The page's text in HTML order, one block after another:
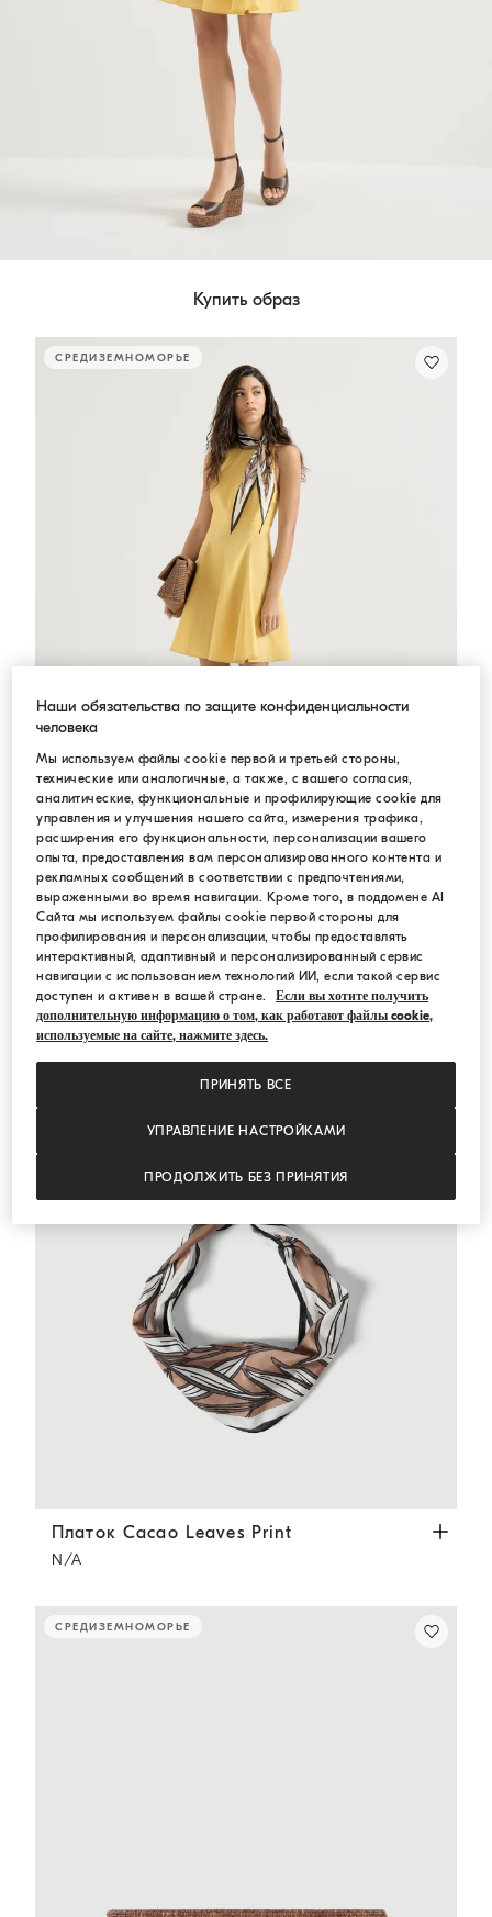
Купить образ
СРЕДИЗЕМНОМОРЬЕ
Платье мини из поплина Забайоне Жёлтый
Платье мини из поплина
N/A
СРЕДИЗЕМНОМОРЬЕ
Платок Cacao Leaves Print Коричневый
Платок Cacao Leaves Print
N/A
СРЕДИЗЕМНОМОРЬЕ
Наши обязательства по защите конфиденциальности
человека
Мы используем файлы cookie первой и третьей стороны,
технические или аналогичные, а также, с вашего согласия,
аналитические, функциональные и профилирующие cookie для
управления и улучшения нашего сайта, измерения трафика,
расширения его функциональности, персонализации вашего
опыта, предоставления вам персонализированного контента и
рекламных сообщений в соответствии с предпочтениями,
выраженными во время навигации. Кроме того, в поддомене AI
Сайта мы используем файлы cookie первой стороны для
профилирования и персонализации, чтобы предоставлять
интерактивный, адаптивный и персонализированный сервис
навигации с использованием технологий ИИ, если такой сервис
доступен и активен в вашей стране.
Если вы хотите получить
дополнительную информацию о том, как работают файлы cookie,
используемые на сайте, нажмите здесь.
УПРАВЛЕНИЕ НАСТРОЙКАМИ
ПРОДОЛЖИТЬ БЕЗ ПРИНЯТИЯ
ПРИНЯТЬ ВСЕ